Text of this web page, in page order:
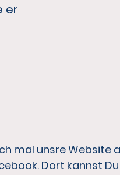
er
mal unsre Website
Dort kannst